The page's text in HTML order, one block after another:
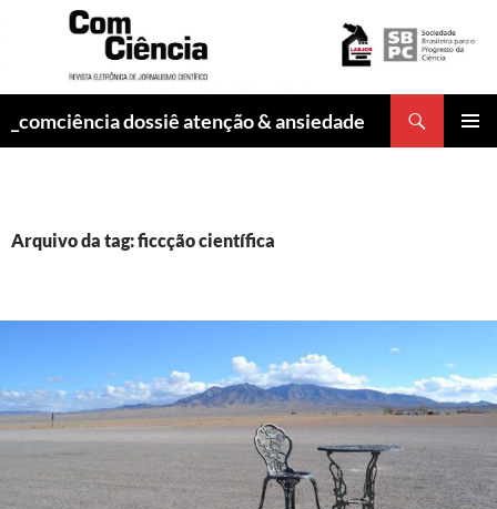
_comciência dossiê atenção & ansiedade
Arquivo da tag: ficcção científica